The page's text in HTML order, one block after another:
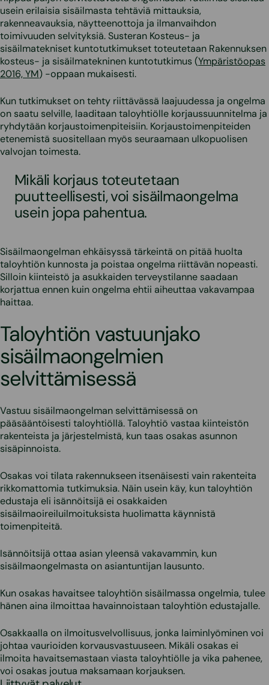
usein erilaisia sisäilmasta tehtäviä mittauksia,
rakenneavauksia, näytteenottoja ja ilmanvaihdon
toimivuuden selvityksiä. Susteran Kosteus- ja
sisäilmatekniset kuntotutkimukset toteutetaan Rakennuksen
kosteus- ja sisäilmatekninen kuntotutkimus (Ympäristöopas
2016, YM) -oppaan mukaisesti.
Kun tutkimukset on tehty riittävässä laajuudessa ja ongelma
on saatu selville, laaditaan taloyhtiölle korjaussuunnitelma ja
ryhdytään korjaustoimenpiteisiin. Korjaustoimenpiteiden
etenemistä suositellaan myös seuraamaan ulkopuolisen
valvojan toimesta.
Mikäli korjaus toteutetaan
puutteellisesti, voi sisäilmaongelma
usein jopa pahentua.
Sisäilmaongelman ehkäisyssä tärkeintä on pitää huolta
taloyhtiön kunnosta ja poistaa ongelma riittävän nopeasti.
Silloin kiinteistö ja asukkaiden terveystilanne saadaan
korjattua ennen kuin ongelma ehtii aiheuttaa vakavampaa
haittaa.
Taloyhtiön vastuunjako
sisäilmaongelmien
selvittämisessä
Vastuu sisäilmaongelman selvittämisessä on
pääsääntöisesti taloyhtiöllä. Taloyhtiö vastaa kiinteistön
rakenteista ja järjestelmistä, kun taas osakas asunnon
sisäpinnoista.
Osakas voi tilata rakennukseen itsenäisesti vain rakenteita
rikkomattomia tutkimuksia. Näin usein käy, kun taloyhtiön
edustaja eli isännöitsijä ei osakkaiden
sisäilmaoireiluilmoituksista huolimatta käynnistä
toimenpiteitä.
Isännöitsijä ottaa asian yleensä vakavammin, kun
sisäilmaongelmasta on asiantuntijan lausunto.
Kun osakas havaitsee taloyhtiön sisäilmassa ongelmia, tulee
hänen aina ilmoittaa havainnoistaan taloyhtiön edustajalle.
Osakkaalla on ilmoitusvelvollisuus, jonka laiminlyöminen voi
johtaa vaurioiden korvausvastuuseen. Mikäli osakas ei
ilmoita havaitsemastaan viasta taloyhtiölle ja vika pahenee,
voi osakas joutua maksamaan korjauksen.